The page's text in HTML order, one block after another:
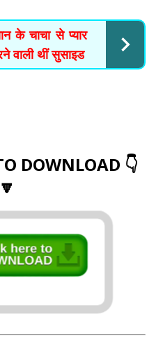
के चाचा से प्यार
वाली थीं सुसाइड
DOWNLOAD 👇
🔽